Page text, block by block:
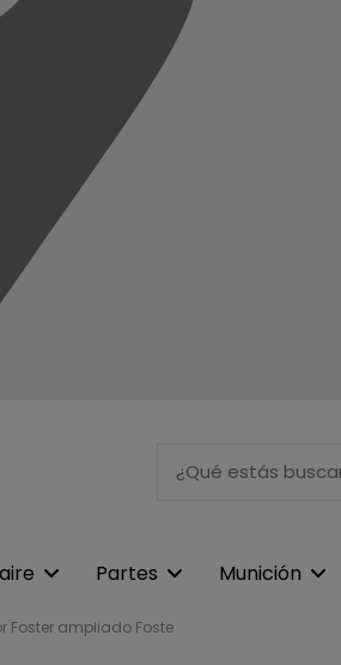
Partes Munición
Foster ampliado Foste